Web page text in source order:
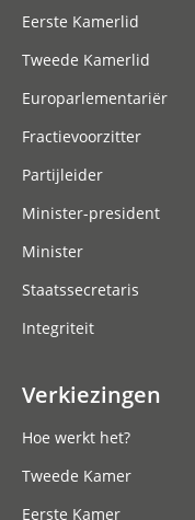
Eerste Kamerlid
Tweede Kamerlid
Europarlementariër
Fractievoorzitter
Partijleider
Minister-president
Minister
Staatssecretaris
Integriteit
Verkiezingen
Hoe werkt het?
Tweede Kamer
Eerste Kamer